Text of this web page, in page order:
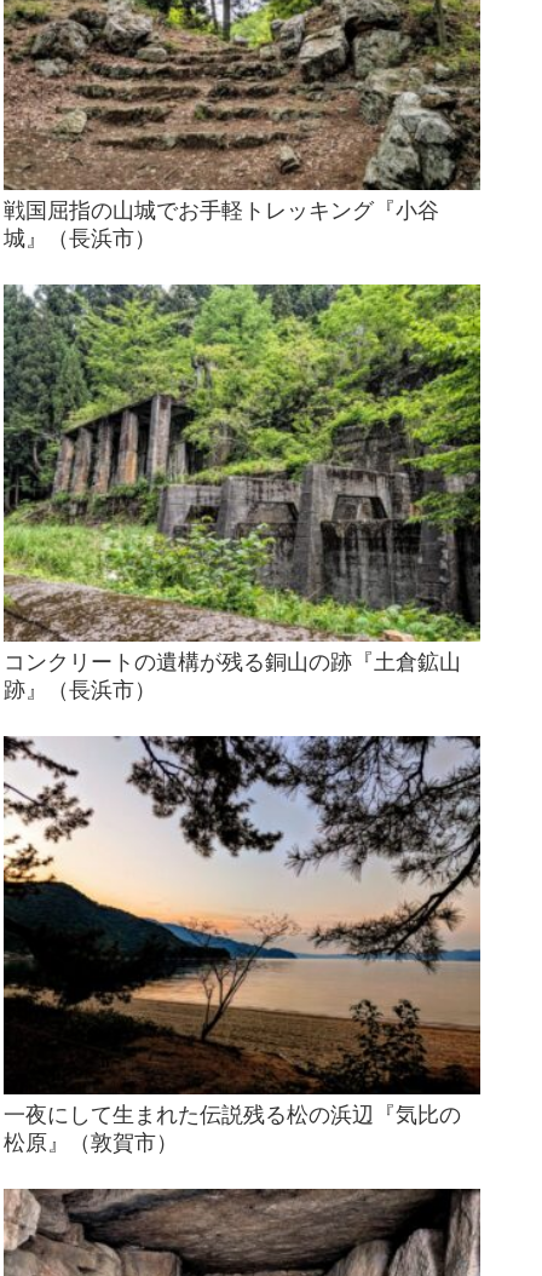
戦国屈指の山城でお手軽トレッキング『小谷
城』（長浜市）
コンクリートの遺構が残る銅山の跡『土倉鉱山
跡』（長浜市）
一夜にして生まれた伝説残る松の浜辺『気比の
松原』（敦賀市）